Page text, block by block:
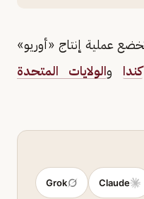
عملية إنتاج «أوريو»
كندا والولايات المتحدة
Claude
Grok